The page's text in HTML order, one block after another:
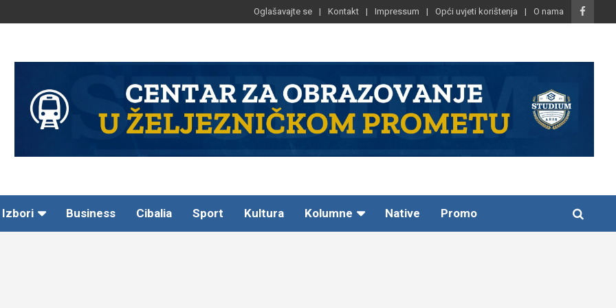
Oglašavajte se Kontakt Impressum Opći uvjeti korištenja O nama
Izbori Business Cibalia Sport Kultura Kolumne Native Promo